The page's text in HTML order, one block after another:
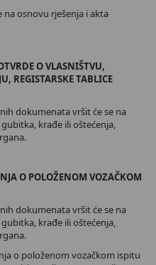
na osnovu rješenja i akta
O VLASNIŠTVU,
REGISTARSKE TABLICE
dokumenata vršit će se na
krađe ili oštećenja,
O POLOŽENOM VOZAČKOM
dokumenata vršit će se na
krađe ili oštećenja,
o položenom vozačkom ispitu